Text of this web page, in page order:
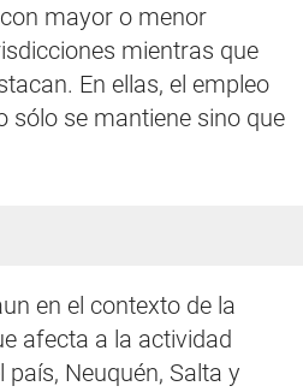
mayor o menor
mientras que
En ellas, el empleo
sólo se mantiene sino que
en el contexto de la
afecta a la actividad
Neuquén, Salta y